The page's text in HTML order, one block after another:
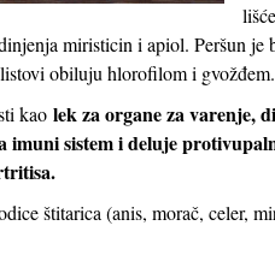
miristicin i apiol. Peršun
obiluju hlorofilom i gvožđem.
kao lek za organe za varenje,
imuni sistem i deluje
štitarica (anis, morač, celer,